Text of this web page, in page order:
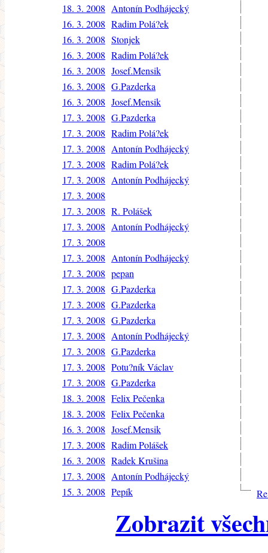
18. 3. 2008 Antonín Podhájecký
16. 3. 2008 Radim Polá?ek
16. 3. 2008 Stonjek
16. 3. 2008 Radim Polá?ek
16. 3. 2008 Josef.Mensik
16. 3. 2008 G.Pazderka
16. 3. 2008 Josef.Mensik
17. 3. 2008 G.Pazderka
17. 3. 2008 Radim Polá?ek
17. 3. 2008 Antonín Podhájecký
17. 3. 2008 Radim Polá?ek
17. 3. 2008 Antonín Podhájecký
17. 3. 2008
17. 3. 2008 R. Polášek
17. 3. 2008 Antonín Podhájecký
17. 3. 2008
17. 3. 2008 Antonín Podhájecký
17. 3. 2008 pepan
17. 3. 2008 G.Pazderka
17. 3. 2008 G.Pazderka
17. 3. 2008 G.Pazderka
17. 3. 2008 Antonín Podhájecký
17. 3. 2008 G.Pazderka
17. 3. 2008 Potu?ník Václav
17. 3. 2008 G.Pazderka
18. 3. 2008 Felix Pečenka
18. 3. 2008 Felix Pečenka
16. 3. 2008 Josef.Mensik
17. 3. 2008 Radim Polášek
16. 3. 2008 Radek Krušina
17. 3. 2008 Antonín Podhájecký
15. 3. 2008 Pepík
Zobrazit